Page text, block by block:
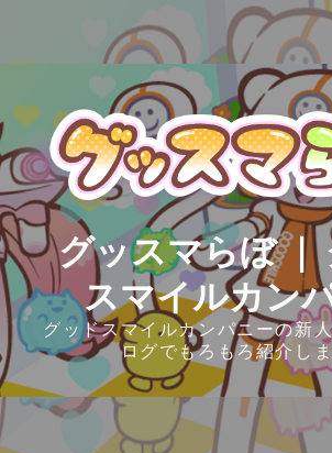
グッスマらぼ ｜
スマイルカン
グッドスマイルカンパニーの新
ログでもろもろ紹介し